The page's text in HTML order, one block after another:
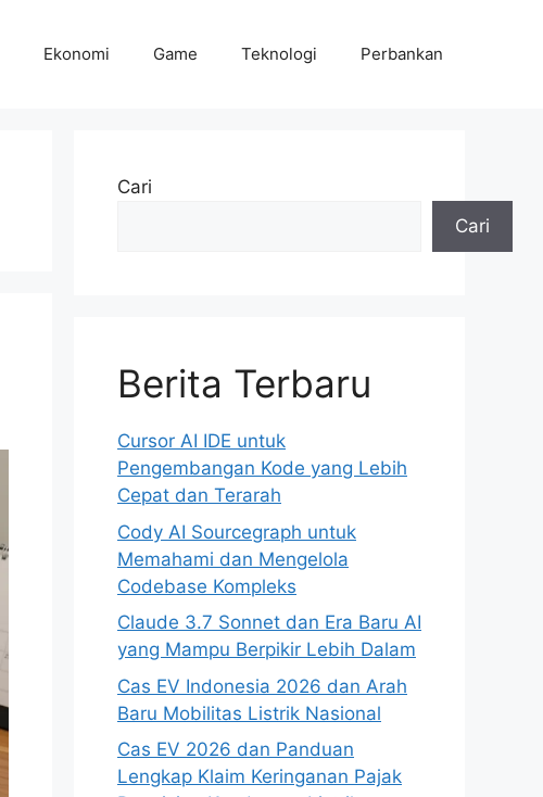
Ekonomi Game Teknologi Perbankan
Cari
Cari
Berita Terbaru
Cursor AI IDE untuk
Pengembangan Kode yang Lebih
Cepat dan Terarah
Cody AI Sourcegraph untuk
Memahami dan Mengelola
Codebase Kompleks
Claude 3.7 Sonnet dan Era Baru AI
yang Mampu Berpikir Lebih Dalam
Cas EV Indonesia 2026 dan Arah
Baru Mobilitas Listrik Nasional
Cas EV 2026 dan Panduan
Lengkap Klaim Keringanan Pajak